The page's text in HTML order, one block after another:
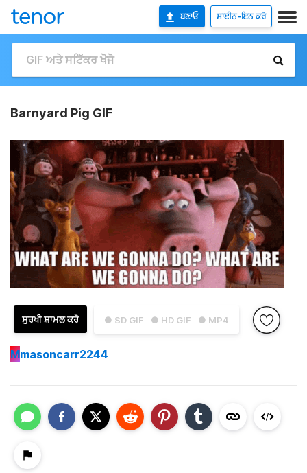
ਬਣਾਓ ਸਾਈਨ-ਇਨ ਕਰੋ
Barnyard Pig GIF
● SD GIF ● HD GIF ● MP4
ਸੁਰਖੀ ਸ਼ਾਮਲ ਕਰੋ
Mmasoncarr2244